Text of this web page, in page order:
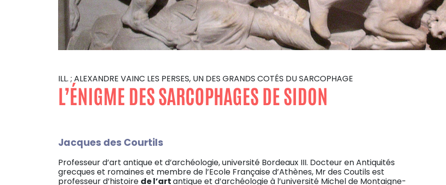
ILL. ; ALEXANDRE VAINC LES PERSES, UN DES GRANDS COTÉS DU SARCOPHAGE
L’ÉNIGME DES SARCOPHAGES DE SIDON
Jacques des Courtils
Professeur d’art antique et d’archéologie, université Bordeaux III. Docteur en Antiquités
grecques et romaines et membre de l’Ecole Française d’Athènes, Mr des Coutils est
professeur d’histoire de l’artantique et d’archéologie à l’université Michel de Montaigne-